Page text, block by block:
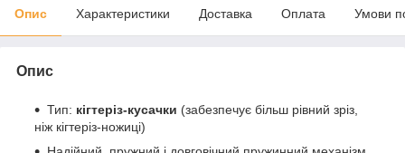
Опис Характеристики Доставка Оплата Умови
Опис
Тип: кігтеріз-кусачки (забезпечує більш рівний зріз,
ніж кігтеріз-ножиці)